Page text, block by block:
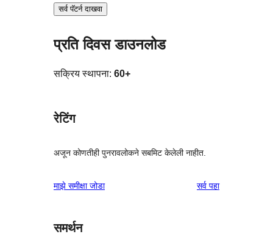
सर्व पॅटर्न दाखवा
प्रति दिवस डाउनलोड
सक्रिय स्थापना: 60+
रेटिंग
अजून कोणतीही पुनरावलोकने सबमिट केलेली नाहीत.
माझे समीक्षा जोडा सर्वपुनरावलोकने
पहा
समर्थन